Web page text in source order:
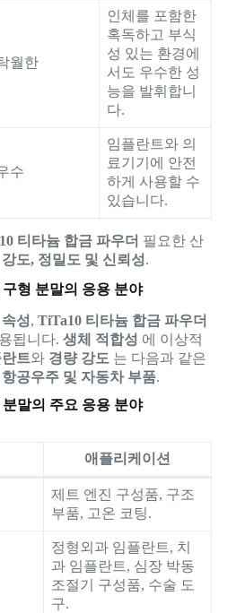
월한
인체를 포함한
혹독하고 부식
성 있는 환경에
서도 우수한 성
능을 발휘합니
다.
수
임플란트와 의
료기기에 안전
하게 사용할 수
있습니다.
티타늄 합금 파우더 필요한 산
강도, 정밀도 및 신뢰성.
형 분말의 응용 분야
속성, TiTa10 티타늄 합금 파우더
됩니다. 생체 적합성 에 이상적
트와 경량 강도는 다음과 같은
항공우주 및 자동차 부품.
말의 주요 응용 분야
애플리케이션
제트 엔진 구성품, 구조
부품, 고온 코팅.
정형외과 임플란트, 치
과 임플란트, 심장 박동
조절기 구성품, 수술 도
구.